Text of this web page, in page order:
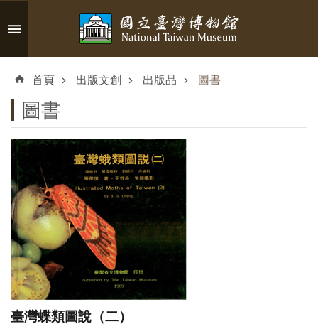
跳到主要內容區塊
搜
認
識
臺
博
參
觀
資
首頁 出版文創 出版品 圖書
圖書
臺灣蝶類圖說（二）